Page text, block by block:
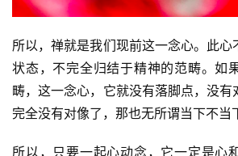
所以，禅就是我们现前这一念心。此心
状态，不完全归结于精神的范畴。如
畴，这一念心，它就没有落脚点，没有
完全没有对像了，那也无所谓当下不当
所以，只要一起心动念，它一定是心